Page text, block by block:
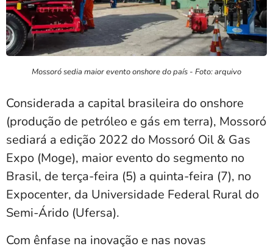
Mossoró sedia maior evento onshore do país - Foto: arquivo
Considerada a capital brasileira do onshore
(produção de petróleo e gás em terra), Mossoró
sediará a edição 2022 do Mossoró Oil & Gas
Expo (Moge), maior evento do segmento no
Brasil, de terça-feira (5) a quinta-feira (7), no
Expocenter, da Universidade Federal Rural do
Semi-Árido (Ufersa).
Com ênfase na inovação e nas novas